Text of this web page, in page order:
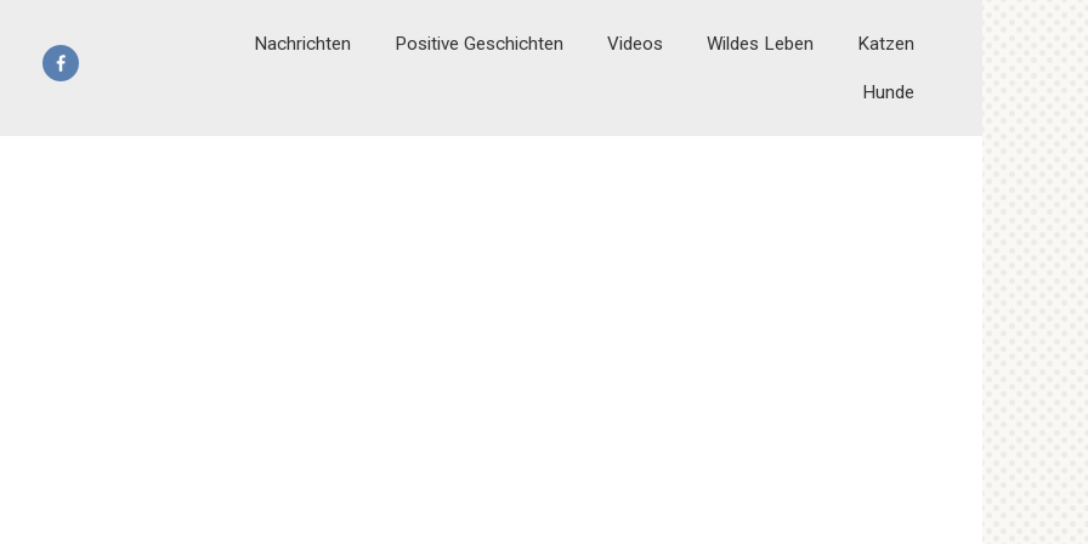
Nachrichten Positive Geschichten Videos Wildes Leben Katzen
Hunde